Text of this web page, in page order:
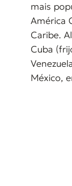
mais
América
Caribe.
Cuba
México,